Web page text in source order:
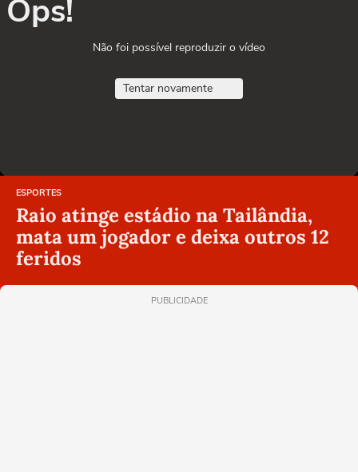
Ops!
Não foi possível reproduzir o vídeo
Tentar novamente
ESPORTES
Raio atinge estádio na Tailândia,
mata um jogador e deixa outros 12
feridos
PUBLICIDADE